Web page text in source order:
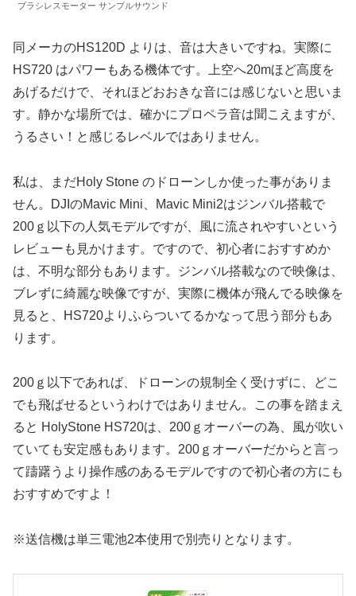
ブラシレスモーター サンプルサウンド
同メーカのHS120D よりは、音は大きいですね。実際に
HS720 はパワーもある機体です。上空へ20mほど高度を
あげるだけで、それほどおおきな音には感じないと思いま
す。静かな場所では、確かにプロペラ音は聞こえますが、
うるさい！と感じるレベルではありません。
私は、まだHoly Stone のドローンしか使った事がありま
せん。DJIのMavic Mini、Mavic Mini2はジンバル搭載で
200ｇ以下の人気モデルですが、風に流されやすいという
レビューも見かけます。ですので、初心者におすすめか
は、不明な部分もあります。ジンバル搭載なので映像は、
ブレずに綺麗な映像ですが、実際に機体が飛んでる映像を
見ると、HS720よりふらついてるかなって思う部分もあ
ります。
200ｇ以下であれば、ドローンの規制全く受けずに、どこ
でも飛ばせるというわけではありません。この事を踏まえ
ると HolyStone HS720は、200ｇオーバーの為、風が吹い
ていても安定感もあります。200ｇオーバーだからと言っ
て躊躇うより操作感のあるモデルですので初心者の方にも
おすすめですよ！
※送信機は単三電池2本使用で別売りとなります。